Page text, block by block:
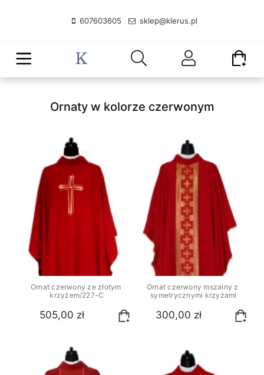
607603605 sklep@klerus.pl
Ornaty w kolorze czerwonym
Ornat czerwony ze złotym
krzyżem/227-C
505,00 zł
Ornat czerwony mszalny z
symetrycznymi krzyżami
300,00 zł